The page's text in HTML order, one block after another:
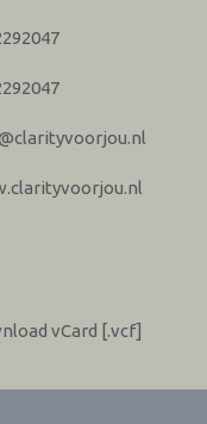
vCard [.vcf]